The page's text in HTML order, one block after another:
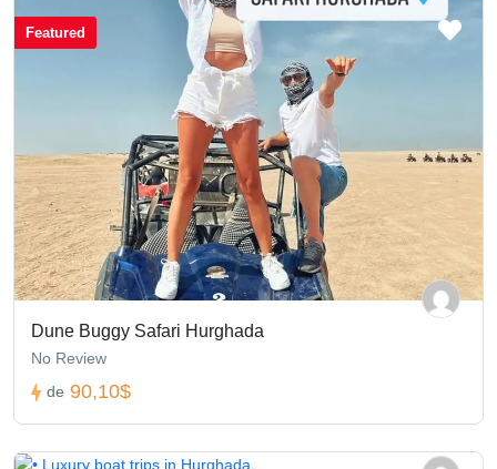
Featured
Dune Buggy Safari Hurghada
No Review
de 90,10$